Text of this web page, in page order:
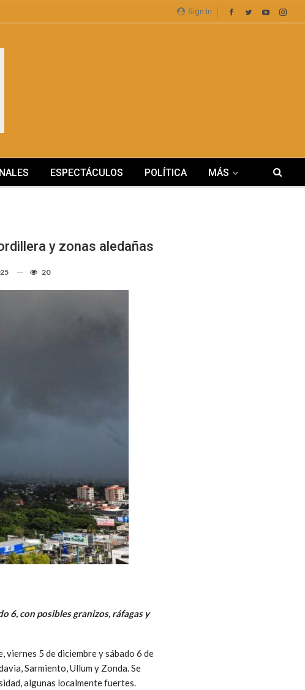
Sign In
ESPECTÁCULOS POLÍTICA MÁS
y zonas aledañas
20
6, con posibles granizos, ráfagas y
5 de diciembre y sábado 6 de
Sarmiento, Ullum y Zonda. Se
algunas localmente fuertes.